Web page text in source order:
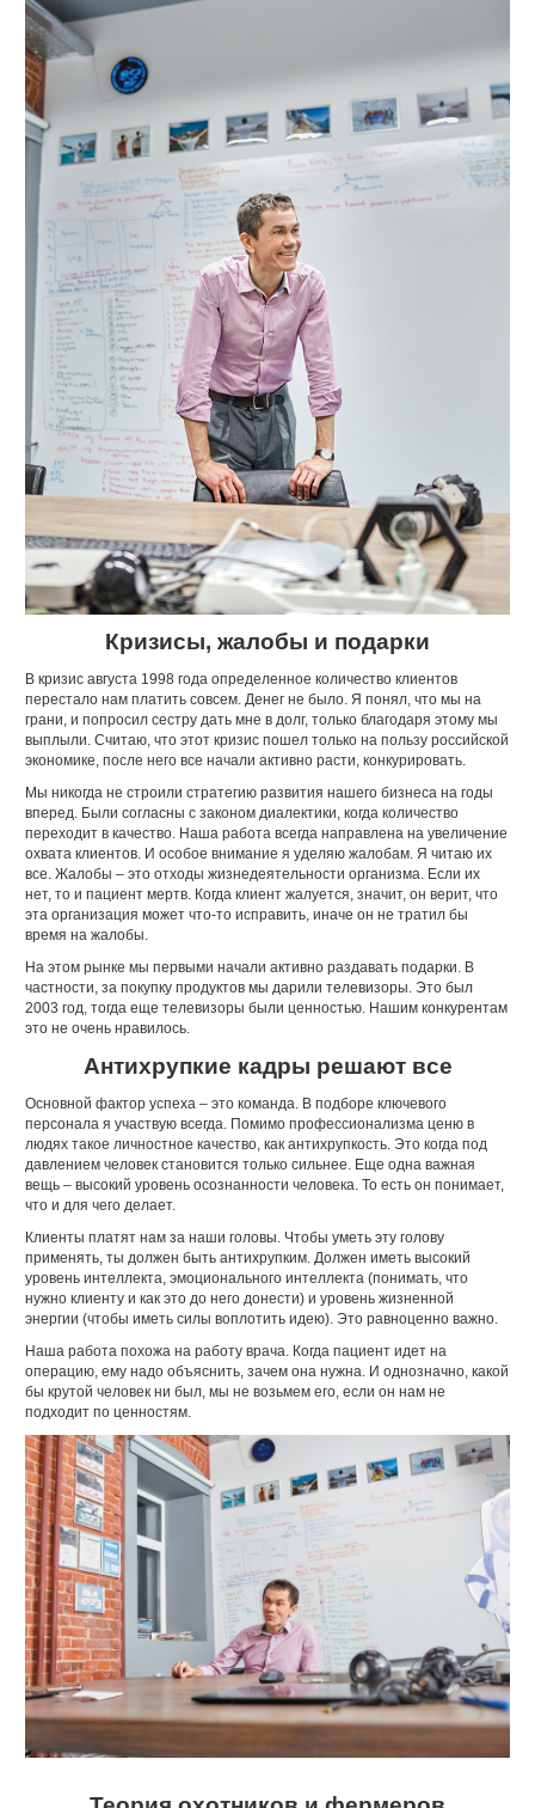
Кризисы, жалобы и подарки
В кризис августа 1998 года определенное количество клиентов
перестало нам платить совсем. Денег не было. Я понял, что мы на
грани, и попросил сестру дать мне в долг, только благодаря этому мы
выплыли. Считаю, что этот кризис пошел только на пользу российской
экономике, после него все начали активно расти, конкурировать.
Мы никогда не строили стратегию развития нашего бизнеса на годы
вперед. Были согласны с законом диалектики, когда количество
переходит в качество. Наша работа всегда направлена на увеличение
охвата клиентов. И особое внимание я уделяю жалобам. Я читаю их
все. Жалобы – это отходы жизнедеятельности организма. Если их
нет, то и пациент мертв. Когда клиент жалуется, значит, он верит, что
эта организация может что-то исправить, иначе он не тратил бы
время на жалобы.
На этом рынке мы первыми начали активно раздавать подарки. В
частности, за покупку продуктов мы дарили телевизоры. Это был
2003 год, тогда еще телевизоры были ценностью. Нашим конкурентам
это не очень нравилось.
Антихрупкие кадры решают все
Основной фактор успеха – это команда. В подборе ключевого
персонала я участвую всегда. Помимо профессионализма ценю в
людях такое личностное качество, как антихрупкость. Это когда под
давлением человек становится только сильнее. Еще одна важная
вещь – высокий уровень осознанности человека. То есть он понимает,
что и для чего делает.
Клиенты платят нам за наши головы. Чтобы уметь эту голову
применять, ты должен быть антихрупким. Должен иметь высокий
уровень интеллекта, эмоционального интеллекта (понимать, что
нужно клиенту и как это до него донести) и уровень жизненной
энергии (чтобы иметь силы воплотить идею). Это равноценно важно.
Наша работа похожа на работу врача. Когда пациент идет на
операцию, ему надо объяснить, зачем она нужна. И однозначно, какой
бы крутой человек ни был, мы не возьмем его, если он нам не
подходит по ценностям.